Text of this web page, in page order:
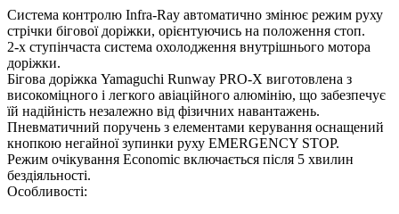
Система контролю Infra-Ray автоматично змінює режим руху
стрічки бігової доріжки, орієнтуючись на положення стоп.
2-х ступінчаста система охолодження внутрішнього мотора
доріжки.
Бігова доріжка Yamaguchi Runway PRO-X виготовлена ​​з
високоміцного і легкого авіаційного алюмінію, що забезпечує
їй надійність незалежно від фізичних навантажень.
Пневматичний поручень з елементами керування оснащений
кнопкою негайної зупинки руху EMERGENCY STOP.
Режим очікування Economic включається після 5 хвилин
бездіяльності.
Особливості: